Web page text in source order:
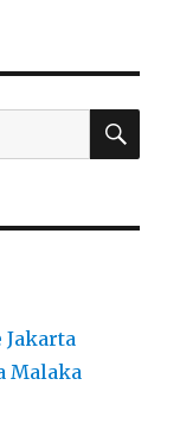
Jakarta
Malaka